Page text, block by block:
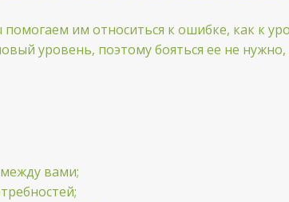
им относиться к ошибке, как к
уровень, поэтому бояться ее не
вами;